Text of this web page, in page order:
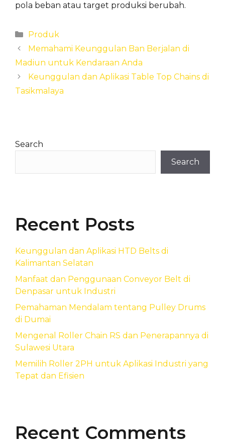
pola beban atau target produksi berubah.
Categories
Produk
Memahami Keunggulan Ban Berjalan di
Madiun untuk Kendaraan Anda
Keunggulan dan Aplikasi Table Top Chains di
Tasikmalaya
Search
Search
Recent Posts
Keunggulan dan Aplikasi HTD Belts di
Kalimantan Selatan
Manfaat dan Penggunaan Conveyor Belt di
Denpasar untuk Industri
Pemahaman Mendalam tentang Pulley Drums
di Dumai
Mengenal Roller Chain RS dan Penerapannya di
Sulawesi Utara
Memilih Roller 2PH untuk Aplikasi Industri yang
Tepat dan Efisien
Recent Comments